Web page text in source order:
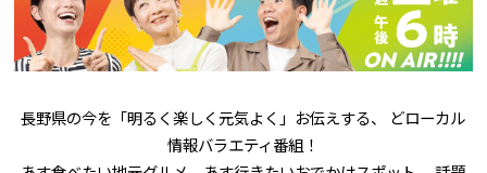
長野県の今を「明るく楽しく元気よく」お伝えする、 どローカル
情報バラエティ番組！